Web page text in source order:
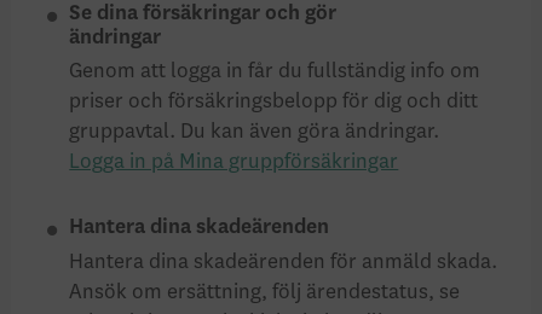
Se dina försäkringar och gör
ändringar
Genom att logga in får du fullständig info om
priser och försäkrings­belopp för dig och ditt
gruppavtal. Du kan även göra ändringar.
Logga in på Mina gruppförsäkringar
Hantera dina skadeärenden
Hantera dina skadeärenden för anmäld skada.
Ansök om ersättning, följ ärende­status, se